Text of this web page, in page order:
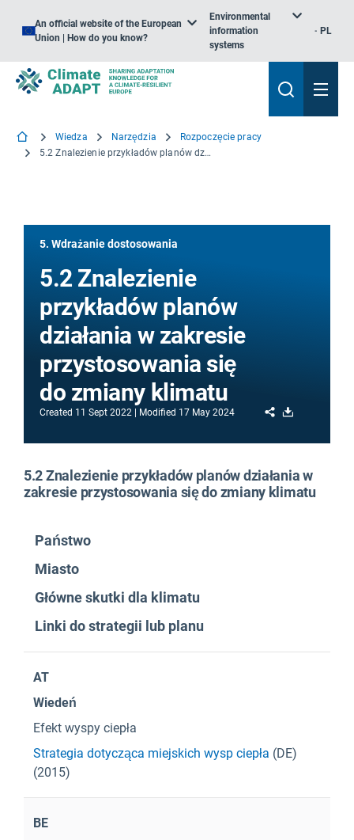
An official website of the European
Union | How do you know?
Environmental
information
systems
PL
Wiedza Narzędzia
Rozpoczęcie pracy
5.2 Znalezienie przykładów planów działania w zakresie przystosowania się do zmiany klimatu
5. Wdrażanie dostosowania
5.2 Znalezienie
przykładów planów
działania w zakresie
przystosowania się
do zmiany klimatu
Created 11 Sept 2022 Modified 17 May 2024 Share
5.2 Znalezienie przykładów planów działania w
zakresie przystosowania się do zmiany klimatu
Państwo
Miasto
Główne skutki dla klimatu
Linki do strategii lub planu
AT
Wiedeń
Efekt wyspy ciepła
Strategia dotycząca miejskich wysp ciepła (DE)
(2015)
BE